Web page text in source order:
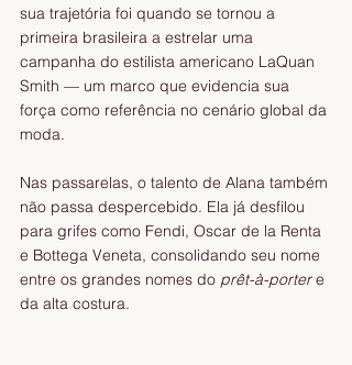
sua trajetória foi quando se tornou a
primeira brasileira a estrelar uma
campanha do estilista americano LaQuan
Smith — um marco que evidencia sua
força como referência no cenário global da
moda.
Nas passarelas, o talento de Alana também
não passa despercebido. Ela já desfilou
para grifes como Fendi, Oscar de la Renta
e Bottega Veneta, consolidando seu nome
entre os grandes nomes do prêt-à-porter e
da alta costura.